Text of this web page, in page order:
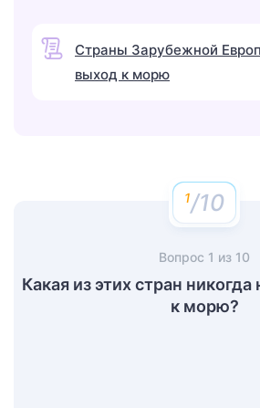
Страны Зарубежной
выход к морю
/10
Вопрос 1 из 10
Какая из этих стран
к морю?